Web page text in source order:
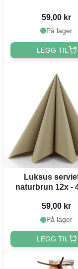
59,00 kr
På lager
LEGG TIL
Luksus
naturbrun 12x -
59,00 kr
På lager
LEGG TIL